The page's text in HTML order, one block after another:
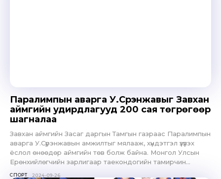
Паралимпын аварга У.Сүрэнжавыг Завхан
аймгийн удирдлагууд 200 сая төгрөгөөр
шагналаа
Завхан аймгийн Засаг даргын Тамгын газраас Паралимпын
аварга У.Сүрэнжавын амжилтыг мялааж, хүндэтгэл үзүүлэх
ёслол өнөөдөр аймгийн төв болж байна. Монгол Улсын
Ерөнхийлөгчийн зарлигаар таекондогийн тамирчин...
СПОРТ 2024-09-26